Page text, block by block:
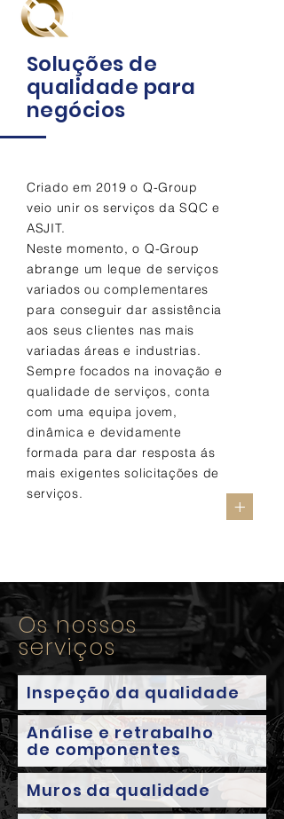
Análise e retrabalho
de componentes
Muros da qualidade
Os nossos
serviços
Inspeção da qualidade
+
Criado em 2019 o Q-Group
veio unir os serviços da SQC e
ASJIT.
Neste momento, o Q-Group
abrange um leque de serviços
variados ou complementares
para conseguir dar assistência
aos seus clientes nas mais
variadas áreas e industrias.
Sempre focados na inovação e
qualidade de serviços, conta
com uma equipa jovem,
dinâmica e devidamente
formada para dar resposta ás
mais exigentes solicitações de
serviços.
Soluções de
qualidade para
negócios